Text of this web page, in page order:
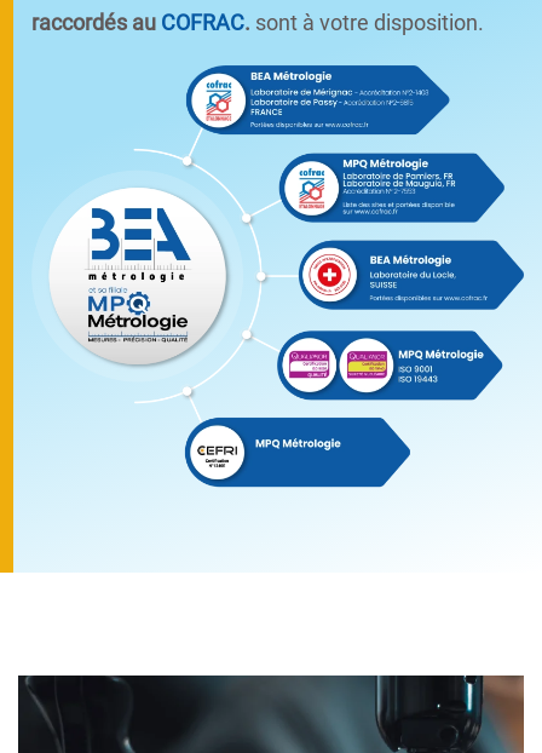
raccordés au COFRAC. sont à votre disposition.